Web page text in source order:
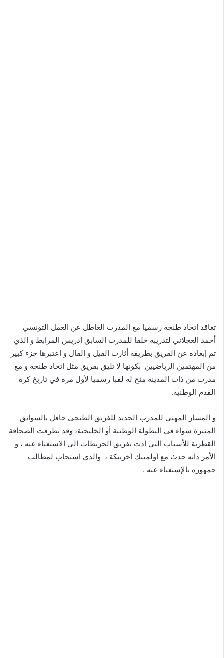
تعاقد اتحاد طنجة رسميا مع المدرب العاطل عن العمل التونسي
أحمد العجلاني لتدريبه خلفا للمدرب السابق إدريس المرابط و الذي
تم إبعاده عن الفريق بطريقة أثارت القيل و القال و اعتبرها جزء كبير
من المهتمين الرياضيين بكونها لا تليق بفريق مثل اتحاد طنجة و مع
مدرب من ذات المدينة منح له لقبا رسميا لأول مرة في تاريخ كرة
القدم الوطنية.
و المسار المهني للمدرب الجديد للفريق الطنجي حافل بالسوابق
المثيرة سواء في البطولة الوطنية أو الخليجية، وقد تطرقت الصحافة
القطرية للأسباب التي أدت بفريق الخريطات الى الاستغناء عنه ، و
الأمر ذاته حدث مع أولمبيك أخريبكة ، والذي استجاب لمطالب
جمهوره بالإستغناء عنه .